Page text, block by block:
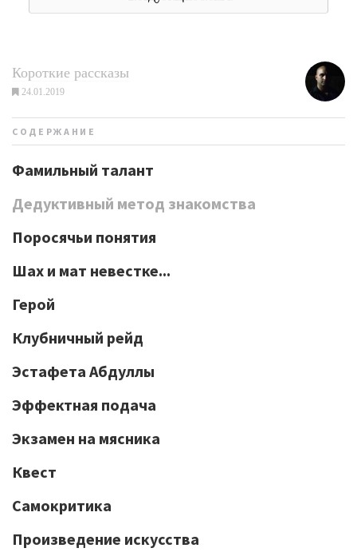
Короткие рассказы
24.01.2019
СОДЕРЖАНИЕ
Фамильный талант
Дедуктивный метод знакомства
Поросячьи понятия
Шах и мат невестке...
Герой
Клубничный рейд
Эстафета Абдуллы
Эффектная подача
Экзамен на мясника
Квест
Самокритика
Произведение искусства